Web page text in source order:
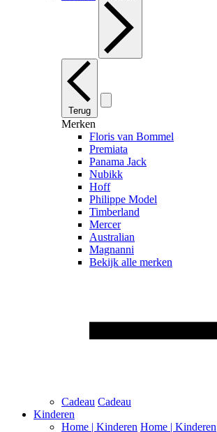
Terug
Merken
Floris van Bommel
Premiata
Panama Jack
Nubikk
Hoff
Philippe Model
Timberland
Mercer
Australian
Magnanni
Bekijk alle merken
Cadeau Cadeau
Kinderen
Home | Kinderen Home | Kinderen